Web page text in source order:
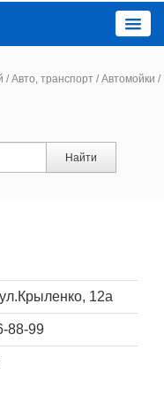
/ Авто, транспорт / Автомойки /
Найти
12а
88-99